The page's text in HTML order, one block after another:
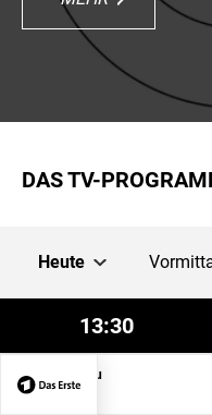
DAS TV-
Heute
13:30
Sportschau